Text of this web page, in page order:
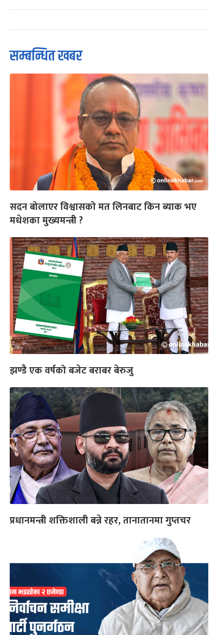
सम्बन्धित खबर
सदन बोलाएर विश्वासको मत लिनबाट किन ब्याक भए
मधेशका मुख्यमन्त्री ?
झण्डै एक वर्षको बजेट बराबर बेरुजु
प्रधानमन्त्री शक्तिशाली बन्ने रहर, तानातानमा गुप्तचर